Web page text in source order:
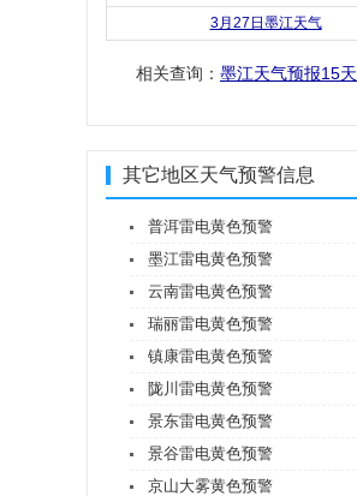
3月27日墨江天气
相关查询： 墨江天气预报15天
其它地区天气预警信息
普洱雷电黄色预警
墨江雷电黄色预警
云南雷电黄色预警
瑞丽雷电黄色预警
镇康雷电黄色预警
陇川雷电黄色预警
景东雷电黄色预警
景谷雷电黄色预警
京山大雾黄色预警